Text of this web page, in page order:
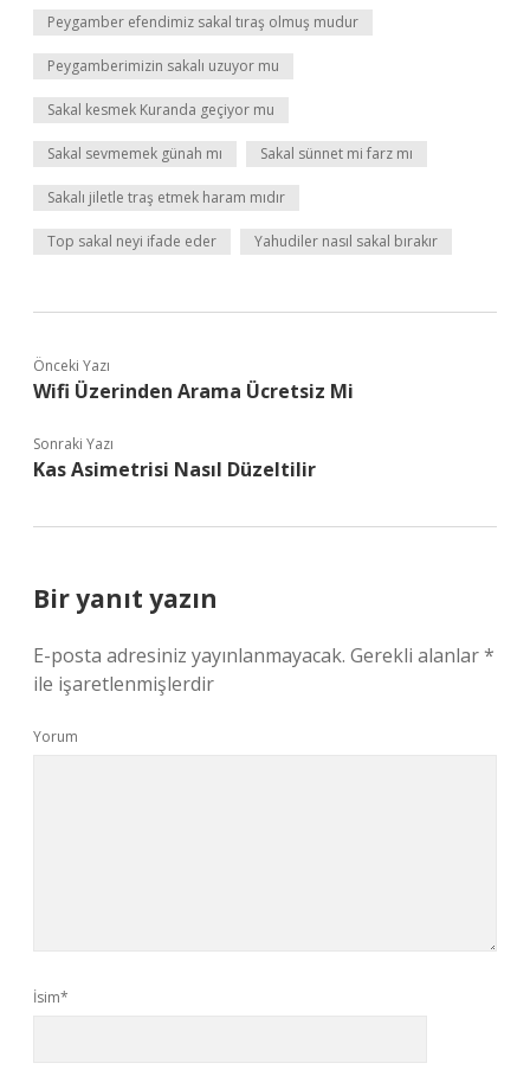
Peygamber efendimiz sakal tıraş olmuş mudur
Peygamberimizin sakalı uzuyor mu
Sakal kesmek Kuranda geçiyor mu
Sakal sevmemek günah mı Sakal sünnet mi farz mı
Sakalı jiletle traş etmek haram mıdır
Top sakal neyi ifade eder Yahudiler nasıl sakal bırakır
Önceki Yazı
Wifi Üzerinden Arama Ücretsiz Mi
Sonraki Yazı
Kas Asimetrisi Nasıl Düzeltilir
Bir yanıt yazın
E-posta adresiniz yayınlanmayacak. Gerekli alanlar*
ile işaretlenmişlerdir
Yorum
İsim*